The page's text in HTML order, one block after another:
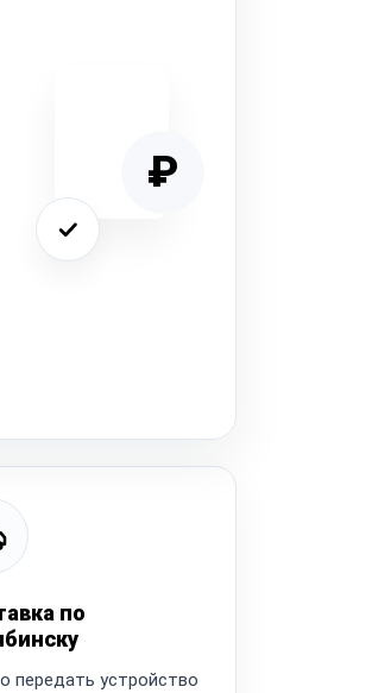
₽
по
передать устройство